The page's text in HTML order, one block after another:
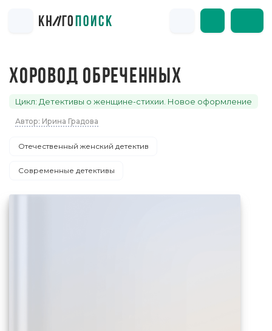
ХОРОВОД ОБРЕЧЕННЫХ
Цикл: Детективы о женщине-стихии. Новое оформление
Автор: Ирина Градова
Отечественный женский детектив
Современные детективы